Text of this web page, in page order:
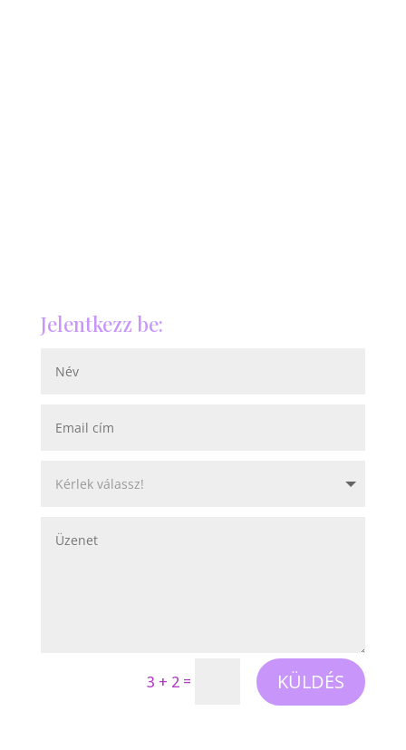
Jelentkezz be:
3 + 2 = KÜLDÉS